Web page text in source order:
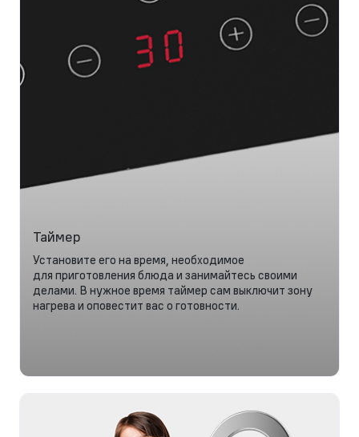
Таймер
Установите его на время, необходимое
для приготовления блюда и занимайтесь своими
делами. В нужное время таймер сам выключит зону
нагрева и оповестит вас о готовности.